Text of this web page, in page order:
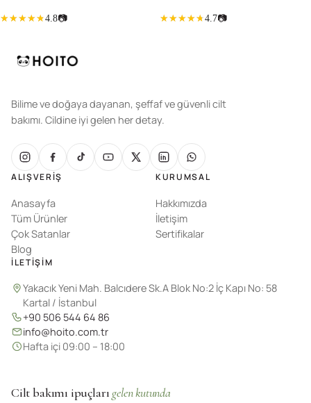
4.8📷 4.7📷
Cilt bakımı ipuçları gelen kutunda
Bilime ve doğaya dayanan, şeffaf ve güvenli cilt
bakımı. Cildine iyi gelen her detay.
ALIŞVERIŞ
Anasayfa
Tüm Ürünler
Çok Satanlar
Blog
KURUMSAL
Hakkımızda
İletişim
Sertifikalar
İLETIŞIM
Yakacık Yeni Mah. Balcıdere Sk.A Blok No:2 İç Kapı No: 58
Kartal / İstanbul
+90 506 544 64 86
info@hoito.com.tr
Hafta içi 09:00 – 18:00